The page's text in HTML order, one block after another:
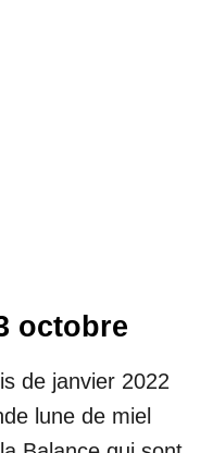
octobre
de janvier 2022
lune de miel